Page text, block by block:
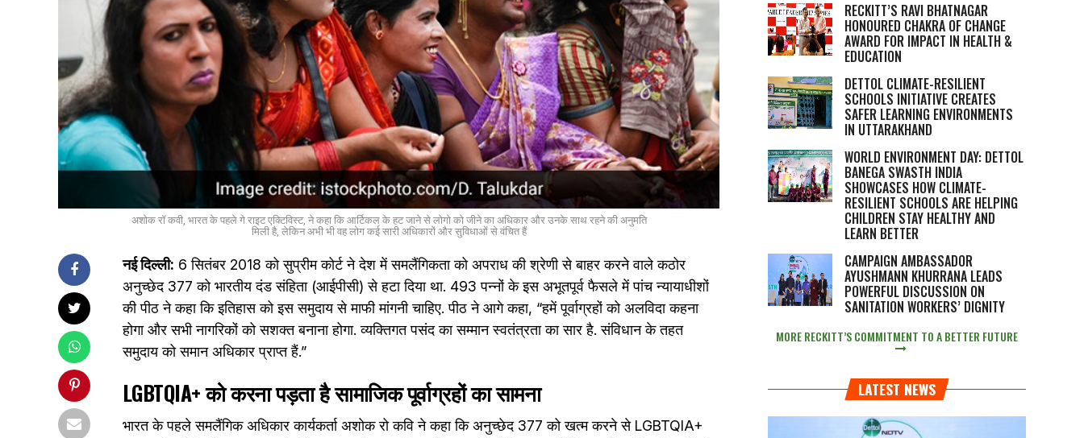
अशोक रॉ कवी, भारत के पहले गे राइट एक्टिविस्ट, ने कहा कि आर्टिकल के हट जाने से लोगो को जीने का अधिकार और उनके साथ रहने की अनुमति
मिली है, लेकिन अभी भी वह लोग कई सारी अधिकारों और सुविधाओं से वंचित हैं
नई दिल्ली: 6 सितंबर 2018 को सुप्रीम कोर्ट ने देश में समलैंगिकता को अपराध की श्रेणी से बाहर करने वाले कठोर
अनुच्छेद 377 को भारतीय दंड संहिता (आईपीसी) से हटा दिया था. 493 पन्नों के इस अभूतपूर्व फैसले में पांच न्यायाधीशों
की पीठ ने कहा कि इतिहास को इस समुदाय से माफी मांगनी चाहिए. पीठ ने आगे कहा, “हमें पूर्वाग्रहों को अलविदा कहना
होगा और सभी नागरिकों को सशक्त बनाना होगा. व्यक्तिगत पसंद का सम्मान स्वतंत्रता का सार है. संविधान के तहत
समुदाय को समान अधिकार प्राप्त हैं.”
LGBTQIA+ को करना पड़ता है सामाजिक पूर्वाग्रहों का सामना
भारत के पहले समलैंगिक अधिकार कार्यकर्ता अशोक रो कवि ने कहा कि अनुच्छेद 377 को खत्म करने से LGBTQIA+
RECKITT’S RAVI BHATNAGAR
HONOURED CHAKRA OF CHANGE
AWARD FOR IMPACT IN HEALTH &
EDUCATION
DETTOL CLIMATE-RESILIENT
SCHOOLS INITIATIVE CREATES
SAFER LEARNING ENVIRONMENTS
IN UTTARAKHAND
WORLD ENVIRONMENT DAY: DETTOL
BANEGA SWASTH INDIA
SHOWCASES HOW CLIMATE-
RESILIENT SCHOOLS ARE HELPING
CHILDREN STAY HEALTHY AND
LEARN BETTER
CAMPAIGN AMBASSADOR
AYUSHMANN KHURRANA LEADS
POWERFUL DISCUSSION ON
SANITATION WORKERS’ DIGNITY
MORE RECKITT’S COMMITMENT TO A BETTER FUTURE
LATEST NEWS